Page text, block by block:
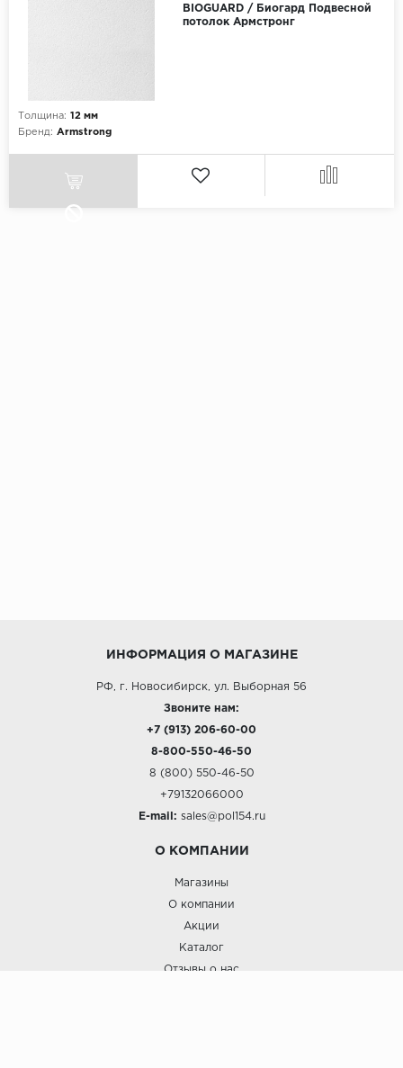
BIOGUARD / Биогард Подвесной
потолок Армстронг
Толщина: 12 мм
Бренд: Armstrong
ИНФОРМАЦИЯ О МАГАЗИНЕ
РФ, г. Новосибирск, ул. Выборная 56
Звоните нам:
+7 (913) 206-60-00
8-800-550-46-50
8 (800) 550-46-50
+79132066000
E-mail: sales@pol154.ru
О КОМПАНИИ
Магазины
О компании
Акции
Каталог
Отзывы о нас